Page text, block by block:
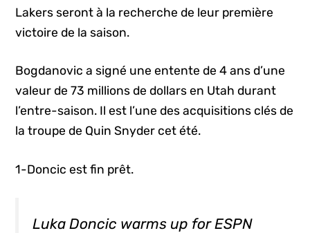
Lakers seront à la recherche de leur première
victoire de la saison.
Bogdanovic a signé une entente de 4 ans d’une
valeur de 73 millions de dollars en Utah durant
l’entre-saison. Il est l’une des acquisitions clés de
la troupe de Quin Snyder cet été.
1-Doncic est fin prêt.
Luka Doncic warms up for ESPN